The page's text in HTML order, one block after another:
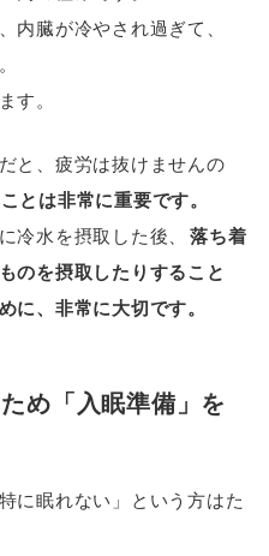
内臓が冷やされ過ぎて、
す。
と、疲労は抜けませんの
とは非常に重要です。
冷水を摂取した後、 落ち着
のを摂取したりすること
に、非常に大切です。
め「入眠準備」を
に眠れない」という方はた